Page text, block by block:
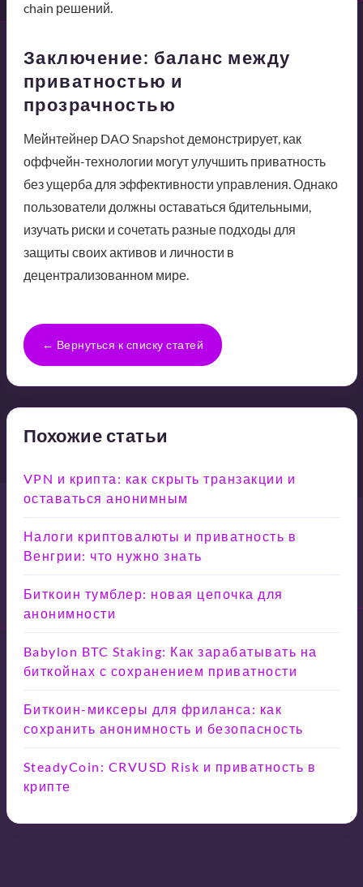
chain решений.
Заключение: баланс между
приватностью и
прозрачностью
Мейнтейнер DAO Snapshot демонстрирует, как
оффчейн-технологии могут улучшить приватность
без ущерба для эффективности управления. Однако
пользователи должны оставаться бдительными,
изучать риски и сочетать разные подходы для
защиты своих активов и личности в
децентрализованном мире.
← Вернуться к списку статей
Похожие статьи
VPN и крипта: как скрыть транзакции и
оставаться анонимным
Налоги криптовалюты и приватность в
Венгрии: что нужно знать
Биткоин тумблер: новая цепочка для
анонимности
Babylon BTC Staking: Как зарабатывать на
биткойнах с сохранением приватности
Биткоин-миксеры для фриланса: как
сохранить анонимность и безопасность
SteadyCoin: CRVUSD Risk и приватность в
крипте